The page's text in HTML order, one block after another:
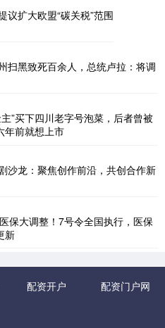
议扩大欧盟“碳关税”范围
扫黑致死百余人，总统卢拉：将调
”买下四川老字号泡菜，后者曾被
年前就想上市
沙龙：聚焦创作前沿，共创合作新
保大调整！7号令全国执行，医保
新
配资开户 配资门户网